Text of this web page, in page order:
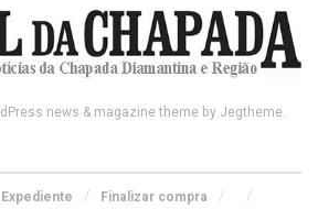
news & magazine theme by Jegtheme.
Expediente Finalizar compra